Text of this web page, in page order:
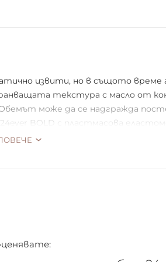
извити, но в същото време
текстура с масло от
може да се надгражда
24ever BOLD с пластмасова
обем - Изборът е твой!